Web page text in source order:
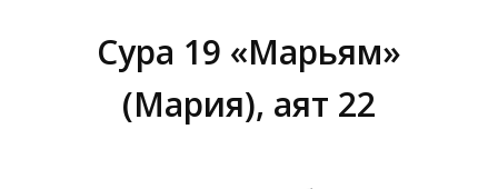
Сура 19 «Марьям»
(Мария), аят 22